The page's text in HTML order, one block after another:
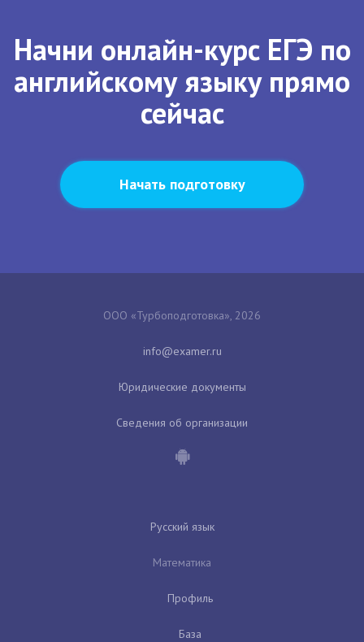
Начни онлайн-курс ЕГЭ по
английскому языку прямо
сейчас
Начать подготовку
ООО «Турбоподготовка», 2026
Юридические документы
Сведения об организации
Русский язык
Математика
Профиль
База